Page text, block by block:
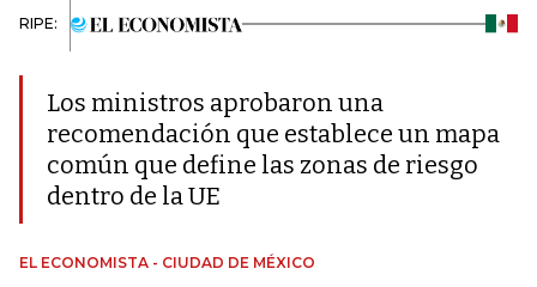
RIPE:
Los ministros aprobaron una
recomendación que establece un mapa
común que define las zonas de riesgo
dentro de la UE
EL ECONOMISTA - CIUDAD DE MÉXICO